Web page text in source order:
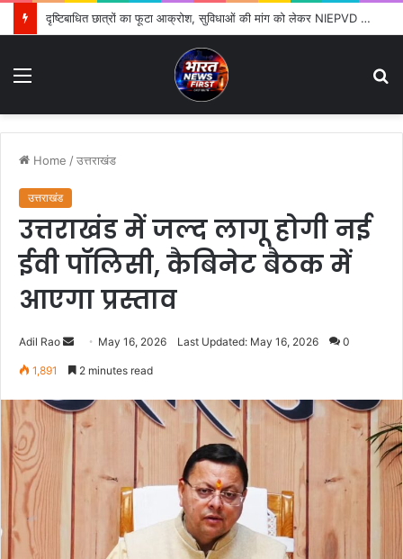
दृष्टिबाधित छात्रों का फूटा आक्रोश, सुविधाओं की मांग को लेकर NIEPVD में प्रदर्शन
Home /उत्तराखंड
उत्तराखंड
उत्तराखंड में जल्द लागू होगी नई
ईवी पॉलिसी, कैबिनेट बैठक में
आएगा प्रस्ताव
Adil Rao
e
d
a
n
May 16, 2026 Last Updated: May 16, 2026 0
1,891 2 minutes read